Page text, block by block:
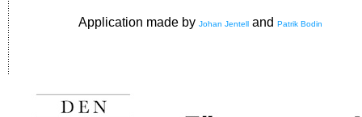
Application made by Johan Jentell and Patrik Bodin